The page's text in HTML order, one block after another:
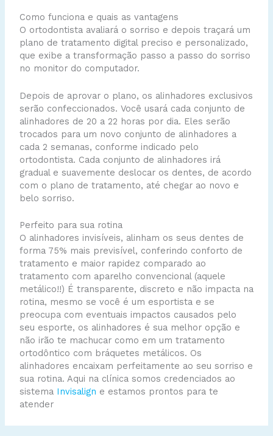
Como funciona e quais as vantagens
O ortodontista avaliará o sorriso e depois traçará um
plano de tratamento digital preciso e personalizado,
que exibe a transformação passo a passo do sorriso
no monitor do computador.
Depois de aprovar o plano, os alinhadores exclusivos
serão confeccionados. Você usará cada conjunto de
alinhadores de 20 a 22 horas por dia. Eles serão
trocados para um novo conjunto de alinhadores a
cada 2 semanas, conforme indicado pelo
ortodontista. Cada conjunto de alinhadores irá
gradual e suavemente deslocar os dentes, de acordo
com o plano de tratamento, até chegar ao novo e
belo sorriso.
Perfeito para sua rotina
O alinhadores invisíveis, alinham os seus dentes de
forma 75% mais previsível, conferindo conforto de
tratamento e maior rapidez comparado ao
tratamento com aparelho convencional (aquele
metálico!!) É transparente, discreto e não impacta na
rotina, mesmo se você é um esportista e se
preocupa com eventuais impactos causados pelo
seu esporte, os alinhadores é sua melhor opção e
não irão te machucar como em um tratamento
ortodôntico com bráquetes metálicos. Os
alinhadores encaixam perfeitamente ao seu sorriso e
sua rotina. Aqui na clínica somos credenciados ao
sistema Invisalign e estamos prontos para te
atender